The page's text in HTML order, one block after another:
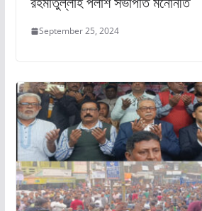
September 25, 2024